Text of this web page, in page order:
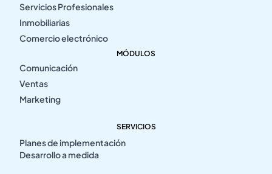
Servicios Profesionales
Inmobiliarias
Comercio electrónico
MÓDULOS
Comunicación
Ventas
Marketing
SERVICIOS
Planes de implementación
Desarrollo a medida